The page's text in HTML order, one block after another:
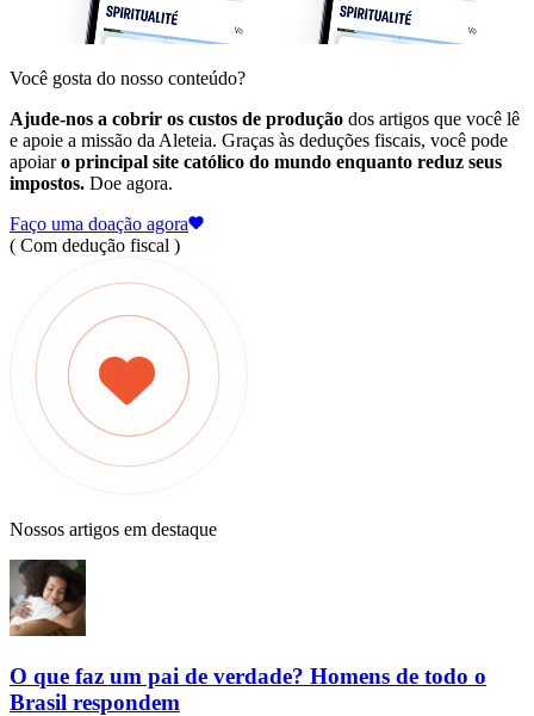
Você gosta do nosso conteúdo?
Ajude-nos a cobrir os custos de produção dos artigos que você lê
e apoie a missão da Aleteia. Graças às deduções fiscais, você pode
apoiaro principal site católico do mundo enquanto reduz seus
impostos. Doe agora.
Faço uma doação agora
( Com dedução fiscal )
Nossos artigos em destaque
O que faz um pai de verdade? Homens de todo o
Brasil respondem